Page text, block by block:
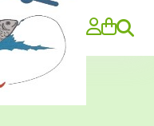
Search